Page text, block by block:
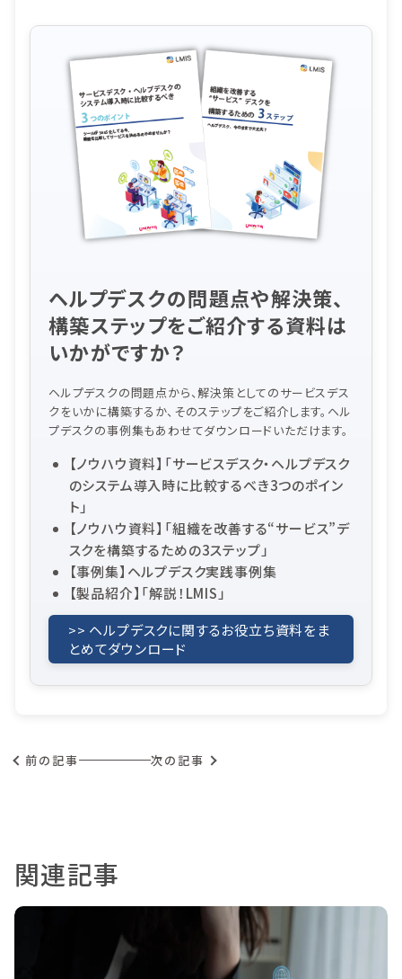
ヘルプデスクの問題点や解決策、
構築ステップをご紹介する資料は
いかがですか？
ヘルプデスクの問題点から、解決策としてのサービスデス
クをいかに構築するか、そのステップをご紹介します。ヘル
プデスクの事例集もあわせてダウンロードいただけます。
【ノウハウ資料】「サービスデスク・ヘルプデスク
のシステム導入時に比較するべき3つのポイン
ト」
【ノウハウ資料】「組織を改善する“サービス”デ
スクを構築するための3ステップ」
【事例集】ヘルプデスク実践事例集
【製品紹介】「解説！LMIS」
>> ヘルプデスクに関するお役立ち資料をま
とめてダウンロード
前の記事 次の記事
関連記事